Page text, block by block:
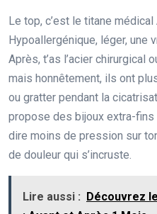
Le top, c’est le titane
Hypoallergénique, léger, une
Après, t’as l’acier chirurgical
mais honnêtement, ils ont
ou gratter pendant la
propose des bijoux extra-
dire moins de pression sur
de douleur qui s’incruste.
Lire aussi :
Découvrez